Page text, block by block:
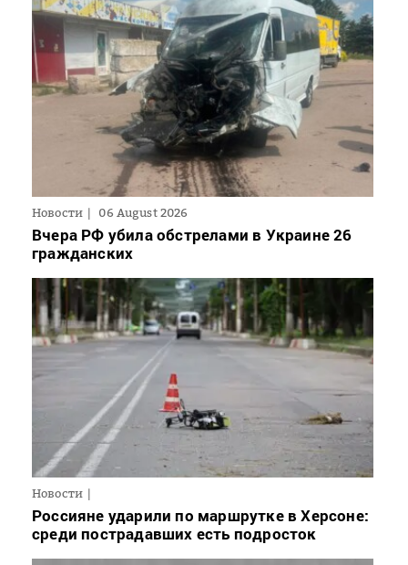
Новости 06 August 2026
Вчера РФ убила обстрелами в Украине 26
гражданских
Новости
Россияне ударили по маршрутке в Херсоне:
среди пострадавших есть подросток